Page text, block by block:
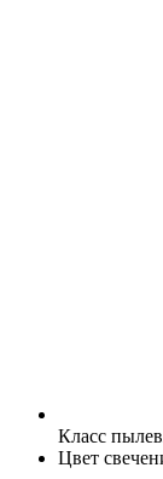
Класс
Цвет